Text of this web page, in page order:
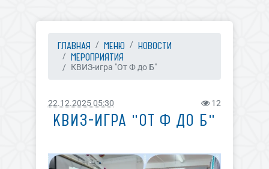
ГЛАВНАЯ МЕНЮ
НОВОСТИ
МЕРОПРИЯТИЯ
КВИЗ-игра "От Ф до Б"
22.12.2025 05:30 12
КВИЗ-ИГРА "ОТ Ф ДО Б"